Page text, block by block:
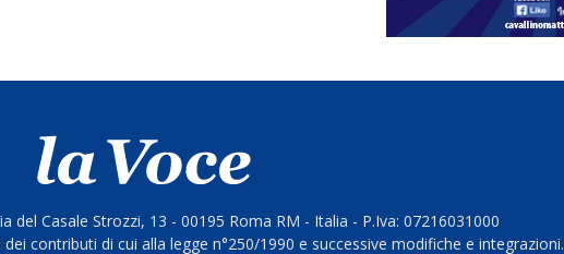
del Casale Strozzi, 13 - 00195 Roma RM - Italia - P.Iva: 07216031000
contributi di cui alla legge n°250/1990 e successive modifiche e integrazioni.